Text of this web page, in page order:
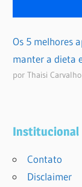
Os 5 melhores
manter a dieta
por Thaisi Carvalho
Institucional
Contato
Disclaimer